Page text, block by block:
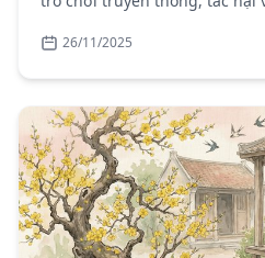
26/11/2025